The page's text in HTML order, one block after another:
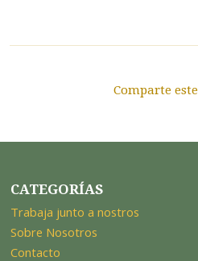
Comparte
CATEGORÍAS
Trabaja junto a nostros
Sobre Nosotros
Contacto